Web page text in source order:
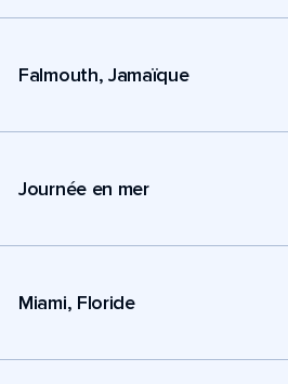
Falmouth, Jamaïque
Journée en mer
Miami, Floride